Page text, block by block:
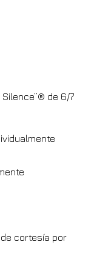
de 6/7
cortesía por